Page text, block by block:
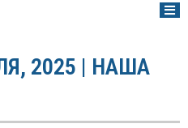
2025 | НАША